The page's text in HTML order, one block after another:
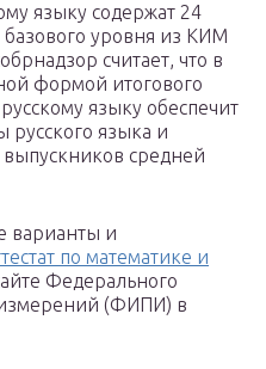
языку содержат 24
базового уровня из КИМ
считает, что в
формой итогового
языку обеспечит
русского языка и
выпускников средней
варианты и
по математике и
Федерального
измерений (ФИПИ) в